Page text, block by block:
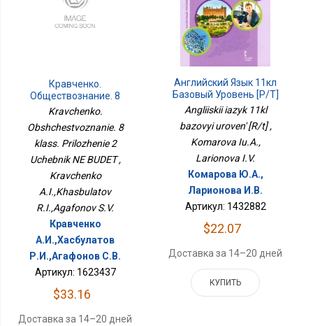
Кравченко.
Обществознание. 8
Класс. Приложение 2
Kravchenko.
Obshchestvoznanie. 8
klass. Prilozhenie 2
Uchebnik NE BUDET ,
Kravchenko
A.I.,Khasbulatov
R.I.,Agafonov S.V.
Кравченко
А.И.,Хасбулатов
Р.И.,Агафонов С.В.
Артикул: 1623437
$33.16
Доставка за 14–20 дней
Английский Язык 11кл
Базовый Уровень [Р/т]
Angliiskii iazyk 11kl
bazovyi uroven' [R/t] ,
Komarova Iu.A.,
Larionova I.V.
Комарова Ю.А.,
Ларионова И.В.
Артикул: 1432882
$22.07
Доставка за 14–20 дней
КУПИТЬ